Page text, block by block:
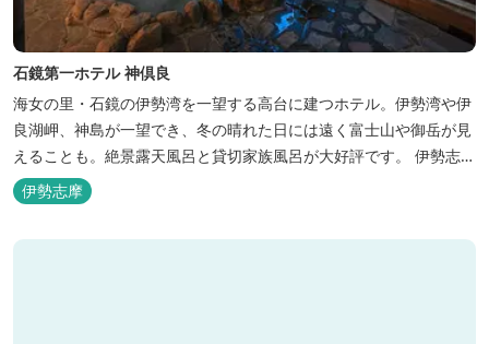
石鏡第一ホテル 神倶良
海女の里・石鏡の伊勢湾を一望する高台に建つホテル。伊勢湾や伊
良湖岬、神島が一望でき、冬の晴れた日には遠く富士山や御岳が見
えることも。絶景露天風呂と貸切家族風呂が大好評です。 伊勢志摩
の新鮮な海の幸をふんだんに使った味覚自慢の人情味あふれる温泉
宿です。
伊勢志摩